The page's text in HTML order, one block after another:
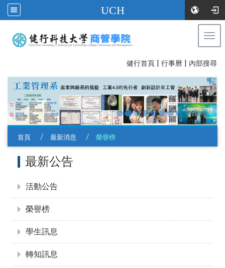
UCH
健行首頁 | 行事曆 | 內部搜尋
首頁 最新消息 榮譽榜
最新公告
活動公告
榮譽榜
學生訊息
轉知訊息